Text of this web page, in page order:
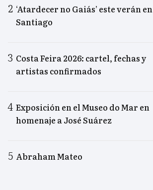
‘Atardecer no Gaiás’ este verán en
Santiago
Costa Feira 2026: cartel, fechas y
artistas confirmados
Exposición en el Museo do Mar en
homenaje a José Suárez
Abraham Mateo